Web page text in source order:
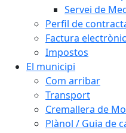
Servei de
Perfil de
Factura
Impostos
El municipi
Com arribar
Transport
Cremallera de
Plànol / Guia de